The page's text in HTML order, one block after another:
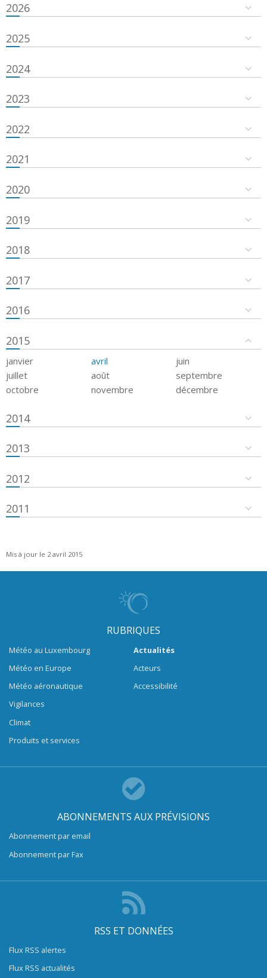
2026
2025
2024
2023
2022
2021
2020
2019
2018
2017
2016
2015
janvier avril
juin
juillet
août
septembre
octobre
novembre décembre
2014
2013
2012
2011
Mis à jour le 2 avril 2015
RUBRIQUES
Météo au Luxembourg
Météo en Europe
Météo aéronautique
Vigilances
Climat
Produits et services
Actualités
Acteurs
Accessibilité
ABONNEMENTS AUX PRÉVISIONS
Abonnement par email
Abonnement par Fax
RSS ET DONNÉES
Flux RSS alertes
Flux RSS actualités